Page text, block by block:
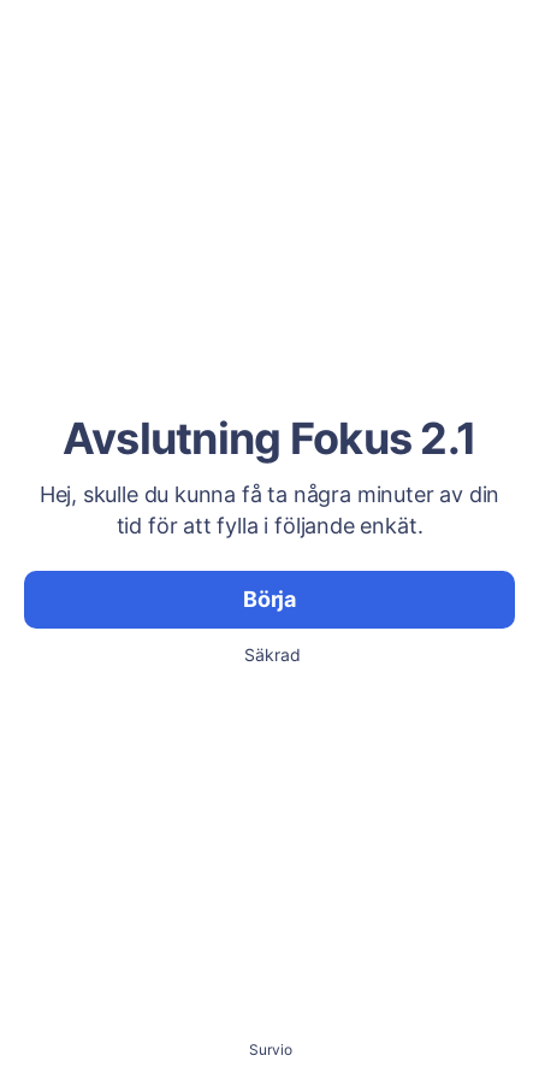
Avslutning Fokus 2.1
Hej, skulle du kunna få ta några minuter av din
tid för att fylla i följande enkät.
Börja
Säkrad
Survio